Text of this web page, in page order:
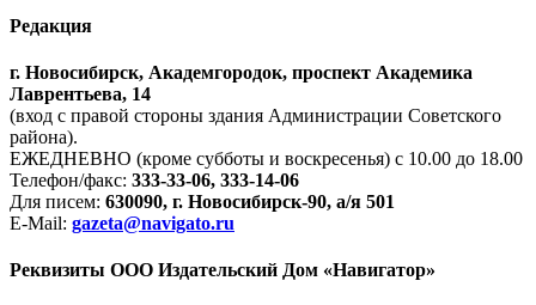
Редакция
г. Новосибирск, Академгородок, проспект Академика
Лаврентьева, 14
(вход с правой стороны здания Администрации Советского
района).
ЕЖЕДНЕВНО (кроме субботы и воскресенья) с 10.00 до 18.00
Телефон/факс: 333-33-06, 333-14-06
Для писем: 630090, г. Новосибирск-90, а/я 501
E-Mail: gazeta@navigato.ru
Реквизиты ООО Издательский Дом «Навигатор»